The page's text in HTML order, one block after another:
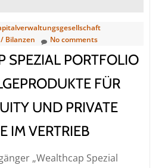
Bilanzen No comments
SPEZIAL PORTFOLIO
FÜR
UND PRIVATE
IM VERTRIEB
„Wealthcap Spezial